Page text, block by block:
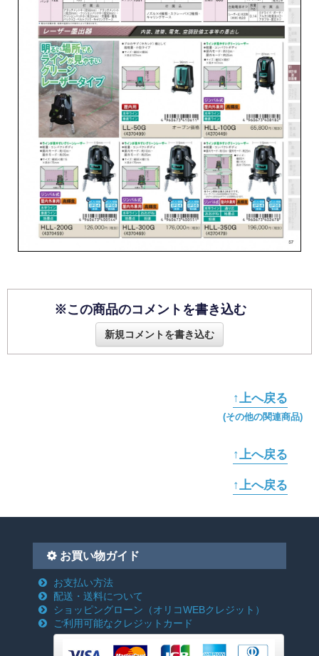
※この商品のコメントを書き込む
新規コメントを書き込む
↑上へ戻る
(その他の関連商品)
↑上へ戻る
↑上へ戻る
お買い物ガイド
お支払い方法
配送・送料について
ショッピングローン （オリコWEBクレジット）
ご利用可能なクレジットカード